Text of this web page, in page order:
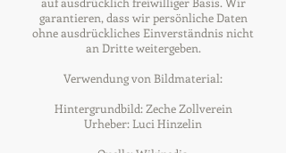
garantieren, dass wir persönliche Daten
ohne ausdrückliches Einverständnis nicht
an Dritte weitergeben.
Verwendung von Bildmaterial:
Hintergrundbild: Zeche Zollverein
Urheber: Luci Hinzelin